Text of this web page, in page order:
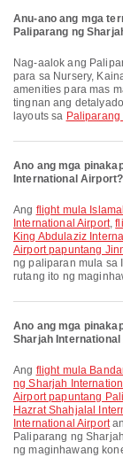
Anu-ano ang mga
Paliparang ng
Nag-aalok ang Paliparang ng Sharjah International Airport ng Kuwarto
para sa Nursery,
amenities para mas
tingnan ang
layouts sa
Ano ang mga
International Airport?
Ang flight mula
International Airport,
King Abdulaziz
Airport papuntang
ng paliparan mula sa
rutang ito ng
Ano ang mga
Sharjah
Ang flight mula
ng Sharjah
Airport papuntang
Hazrat Shahjalal
International Airport
Paliparang ng
ng maginhawang